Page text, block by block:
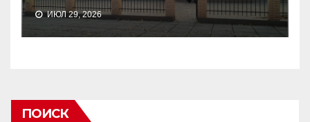
ИЮЛ 29, 2026
ПОИСК